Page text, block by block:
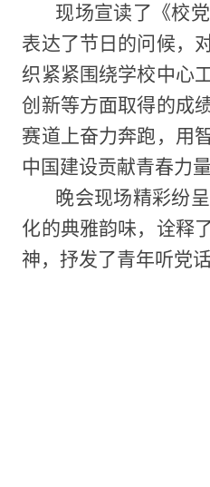
现场宣读了《校
表达了节日的问候，
织紧紧围绕学校中心
创新等方面取得的成
赛道上奋力奔跑，用
中国建设贡献青春力量
晚会现场精彩纷
化的典雅韵味，诠释
神，抒发了青年听党